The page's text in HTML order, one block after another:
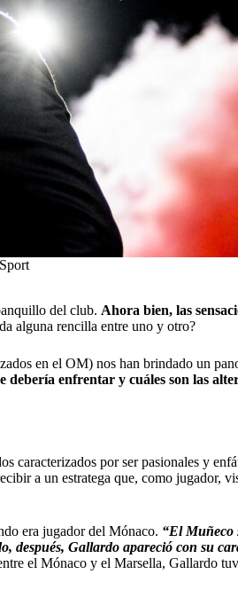
del club. Ahora bien, las
alguna rencilla entre uno y otro?
en el OM) nos han brindado un
debería enfrentar y cuáles son las
caracterizados por ser pasionales y
a un estratega que, como jugador,
era jugador del Mónaco. “El Muñeco
después, Gallardo apareció con su
el Mónaco y el Marsella, Gallardo